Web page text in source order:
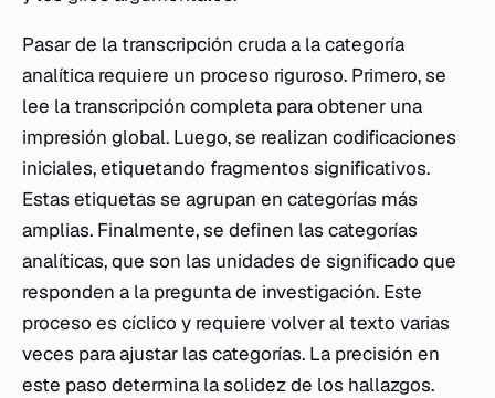
Pasar de la transcripción cruda a la categoría
analítica requiere un proceso riguroso. Primero, se
lee la transcripción completa para obtener una
impresión global. Luego, se realizan codificaciones
iniciales, etiquetando fragmentos significativos.
Estas etiquetas se agrupan en categorías más
amplias. Finalmente, se definen las categorías
analíticas, que son las unidades de significado que
responden a la pregunta de investigación. Este
proceso es cíclico y requiere volver al texto varias
veces para ajustar las categorías. La precisión en
este paso determina la solidez de los hallazgos.